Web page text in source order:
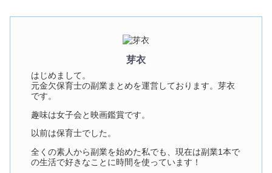
芽衣
はじめまして。
元金欠保育士の副業まとめを運営しております。芽衣
です。
趣味は女子会と映画鑑賞です。
以前は保育士でした。
全くの素人から副業を始めた私でも、現在は副業1本で
の生活で好きなことに時間を使っています！